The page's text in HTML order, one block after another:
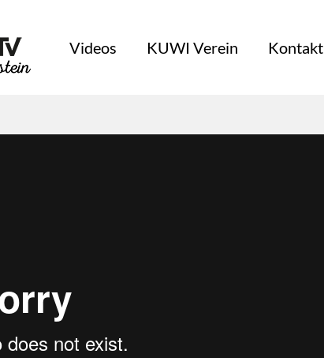
Videos KUWI Verein Kontakt